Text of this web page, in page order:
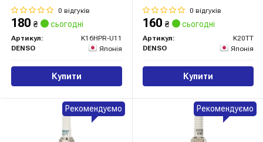
0 відгуків
180 ₴ сьогодні
Артикул:
K16HPR-U11
DENSO
Японія
Купити
0 відгуків
160 ₴ сьогодні
Артикул:
K20TT
DENSO
Японія
Купити
Рекомендуємо Рекомендуємо